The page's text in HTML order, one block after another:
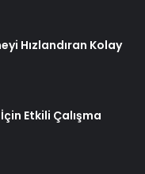
Hızlandıran Kolay
Etkili Çalışma